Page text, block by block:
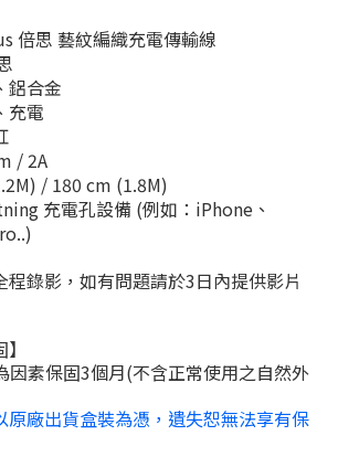
倍思 藝紋編織充電傳輸線
鋁合金
充電
/ 2A
/ 180 cm (1.8M)
充電孔設備 (例如：iPhone、
錄影，如有問題請於3日內提供影片
因素保固3個月(不含正常使用之自然外
廠出貨盒裝為憑，遺失恕無法享有保